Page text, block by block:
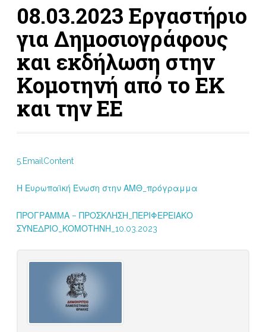
08.03.2023 Εργαστήριο
για Δημοσιογράφους
και εκδήλωση στην
Κομοτηνή από το ΕΚ
και την ΕΕ
5.EmailContent
Η Ευρωπαϊκή Ένωση στην ΑΜΘ_πρόγραμμα
ΠΡΟΓΡΑΜΜΑ – ΠΡΟΣΚΛΗΣΗ_ΠΕΡΙΦΕΡΕΙΑΚΟ
ΣΥΝΕΔΡΙΟ_ΚΟΜΟΤΗΝΗ_10.03.2023